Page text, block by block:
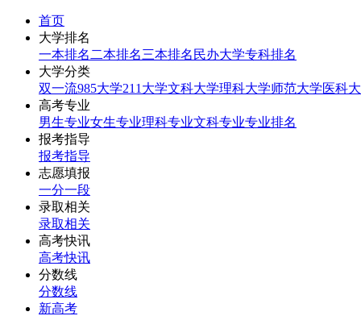
首页
大学排名
一本排名 二本排名三本排名 民办大学专科排名
大学分类
双一流985大学211大学文科大学理科大学师范大学医科
高考专业
男生专业女生专业理科专业文科专业专业排名
报考指导
报考指导
志愿填报
一分一段
录取相关
录取相关
高考快讯
高考快讯
分数线
分数线
新高考